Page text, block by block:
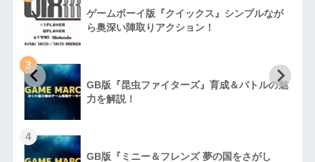
ゲームボーイ版『クイックス』シンプルなが
ら奥深い陣取りアクション！
3
GB版『昆虫ファイターズ』育成＆バトルの魅
力を解説！
4
GB版『ミニー＆フレンズ 夢の国をさがし